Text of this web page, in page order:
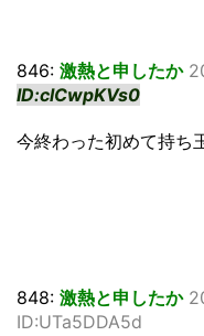
846: 激熱と申したか
ID:clCwpKVs0
今終わった初めて持ち
848: 激熱と申したか
ID:UTa5DDA5d